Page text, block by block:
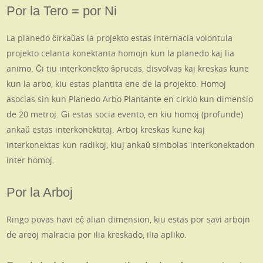
Por la Tero = por Ni
La planedo ĉirkaŭas la projekto estas internacia volontula
projekto celanta konektanta homojn kun la planedo kaj lia
animo. Ĉi tiu interkonekto ŝprucas, disvolvas kaj kreskas kune
kun la arbo, kiu estas plantita ene de la projekto. Homoj
asocias sin kun Planedo Arbo Plantante en cirklo kun dimensio
de 20 metroj. Ĝi estas socia evento, en kiu homoj (profunde)
ankaŭ estas interkonektitaj. Arboj kreskas kune kaj
interkonektas kun radikoj, kiuj ankaŭ simbolas interkonektadon
inter homoj.
Por la Arboj
Ringo povas havi eĉ alian dimension, kiu estas por savi arbojn
de areoj malracia por ilia kreskado, ilia apliko.